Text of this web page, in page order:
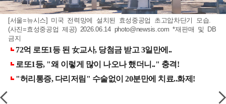
[서울=뉴시스] 미국 전력망에 설치된 효성중공업 초고압차단기 모습.
(사진=효성중공업 제공) 2026.06.14 photo@newsis.com *재판매 및 DB
금지